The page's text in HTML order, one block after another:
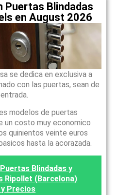
Puertas Blindadas
en August 2026
se dedica en exclusiva a
con las puertas, sean de
modelos de puertas
un costo muy economico
quinientos veinte euros
hasta la acorazada.
Puertas Blindadas y
Ripollet (Barcelona)
Precios